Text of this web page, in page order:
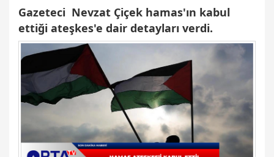
Gazeteci Nevzat Çiçek hamas'ın kabul
ettiği ateşkes'e dair detayları verdi.